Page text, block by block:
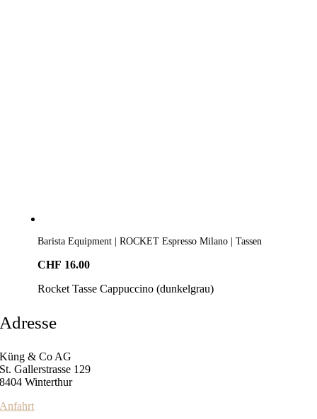
Barista Equipment | ROCKET Espresso Milano | Tassen
CHF 16.00
Rocket Tasse Cappuccino (dunkelgrau)
Adresse
Küng & Co AG
St. Gallerstrasse 129
8404 Winterthur
Anfahrt